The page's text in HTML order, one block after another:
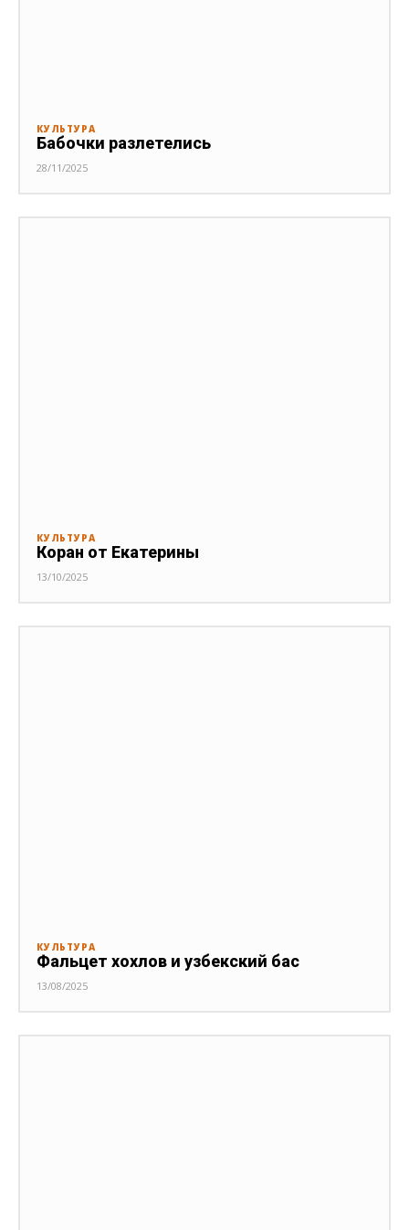
КУЛЬТУРА
Бабочки разлетелись
28/11/2025
КУЛЬТУРА
Коран от Екатерины
13/10/2025
КУЛЬТУРА
Фальцет хохлов и узбекский бас
13/08/2025